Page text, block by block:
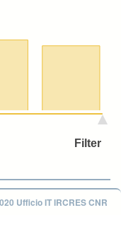
Ufficio IT IRCRES CNR